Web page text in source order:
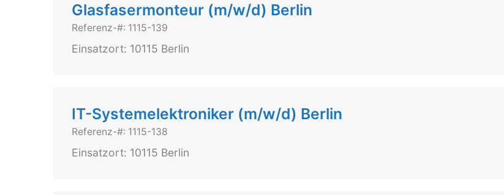
Glasfasermonteur (m/w/d) Berlin
Referenz-#: 1115-139
Einsatzort: 10115 Berlin
IT-Systemelektroniker (m/w/d) Berlin
Referenz-#: 1115-138
Einsatzort: 10115 Berlin